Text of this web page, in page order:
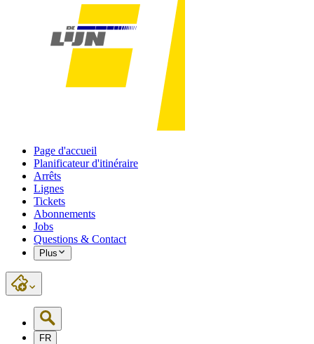
Page d'accueil
Planificateur d'itinéraire
Arrêts
Lignes
Tickets
Abonnements
Jobs
Questions & Contact
Plus
FR